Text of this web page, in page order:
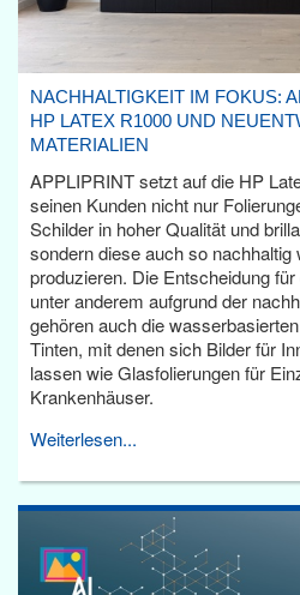
NACHHALTIGKEIT IM FOKUS:
HP LATEX R1000 UND
MATERIALIEN
APPLIPRINT setzt auf die HP
seinen Kunden nicht nur
Schilder in hoher Qualität und
sondern diese auch so nachhaltig
produzieren. Die Entscheidung
unter anderem aufgrund der
gehören auch die
Tinten, mit denen sich Bilder für
lassen wie Glasfolierungen für
Krankenhäuser.
Weiterlesen...